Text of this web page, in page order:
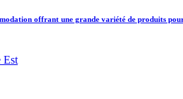
offrant une grande variété de produits
Est